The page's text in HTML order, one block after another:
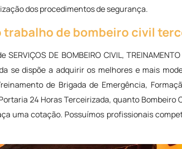
dos procedimentos de segurança.
trabalho de bombeiro civil
DE BOMBEIRO CIVIL,
se dispõe a adquirir os melhores e mais
de Brigada de Emergência,
24 Horas Terceirizada, quanto
uma cotação. Possuímos profissionais